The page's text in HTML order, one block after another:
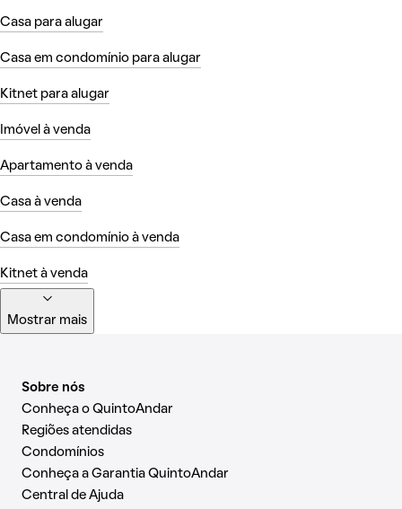
Casa para alugar
Casa em condomínio para alugar
Kitnet para alugar
Imóvel à venda
Apartamento à venda
Casa à venda
Casa em condomínio à venda
Kitnet à venda
Mostrar mais
Sobre nós
Conheça o QuintoAndar
Regiões atendidas
Condomínios
Conheça a Garantia QuintoAndar
Central de Ajuda